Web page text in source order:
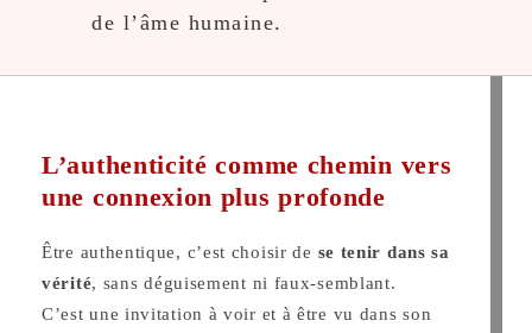
de l’âme humaine.
L’authenticité comme chemin vers
une connexion plus profonde
Être authentique, c’est choisir de se tenir dans sa
vérité, sans déguisement ni faux-semblant.
C’est une invitation à voir et à être vu dans son